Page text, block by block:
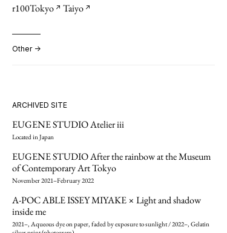
ARCHIVED SITE
EUGENE STUDIO Atelier iii
Located in Japan
EUGENE STUDIO After the rainbow at the Museum
of Contemporary Art Tokyo
November 2021–February 2022
A-POC ABLE ISSEY MIYAKE × Light and shadow
inside me
2021–, Aqueous dye on paper, faded by exposure to sunlight / 2022–, Gelatin
r100Tokyo ↗︎ Taiyo ↗︎
Other →